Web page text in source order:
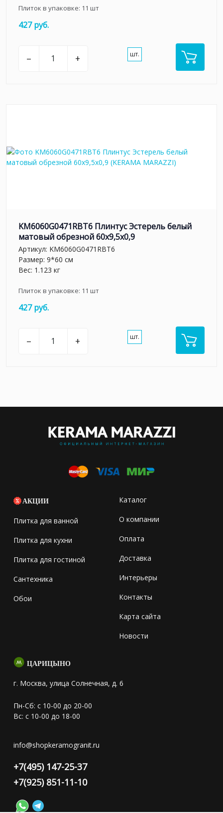
Плиток в упаковке: 11 шт
427 руб.
– + шт.
KM6060G0471RBT6 Плинтус Эстерель белый
матовый обрезной 60x9,5x0,9
Артикул: KM6060G0471RBT6
Размер: 9*60 см
Вес: 1.123 кг
Плиток в упаковке: 11 шт
427 руб.
– + шт.
АКЦИИ
Плитка для ванной
Плитка для кухни
Плитка для гостиной
Сантехника
Обои
Каталог
О компании
Оплата
Доставка
Интерьеры
Контакты
Карта сайта
Новости
ЦАРИЦЫНО
г. Москва, улица Солнечная, д. 6
Пн-Сб: с 10-00 до 20-00
Вс: с 10-00 до 18-00
info@shopkeramogranit.ru
+7(495) 147-25-37
+7(925) 851-11-10